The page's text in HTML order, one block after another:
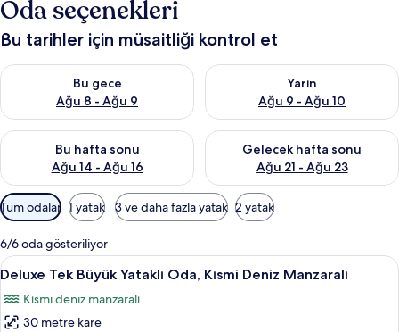
Oda seçenekleri
Bu tarihler için müsaitliği kontrol et
Bu gece
Ağu 8 - Ağu 9
Bu gece için müsaitliği kontrol et Ağu 8 - Ağu 9
Yarın
Ağu 9 - Ağu 10
Yarın için müsaitliği kontrol
Bu hafta sonu
Ağu 14 - Ağu 16
Bu hafta sonu için müsaitliği kontrol et Ağu 14 - Ağu 16
Gelecek hafta sonu
Ağu 21 - Ağu 23
Önümüzdeki hafta sonu için
Odalar
için
mevcut
filtreler
Tüm odalar 1 yatak 3 ve daha fazla yatak 2 yatak
6/6 oda gösteriliyor
Deluxe
Tek
Büyük
Yataklı
Deluxe Tek Büyük Yataklı Oda,
5
Deluxe Tek Büyük Yataklı Oda, Kısmi Deniz Manzaralı
Kısmi deniz manzaralı
30 metre kare